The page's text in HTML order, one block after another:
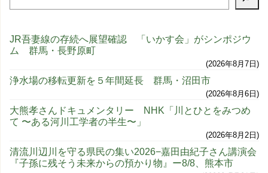
JR吾妻線の存続へ展望確認 「いかす会」がシンポジウ
ム 群馬・長野原町
2026年8月7日
浄水場の移転更新を５年間延長 群馬・沼田市
2026年8月6日
大熊孝さんドキュメンタリー NHK「川とひとをみつめ
て 〜ある河川工学者の半生〜」
2026年8月2日
清流川辺川を守る県民の集い2026−嘉田由紀子さん講演会
『子孫に残そう未来からの預かり物』ー8/8、熊本市